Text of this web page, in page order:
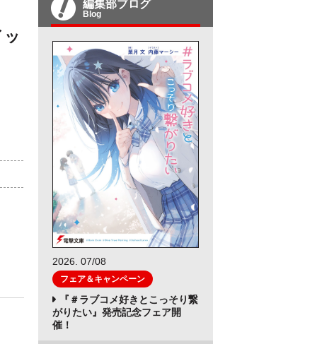
編集部ブログ
Blog
2026. 07/08
フェア＆キャンペーン
『＃ラブコメ好きとこっそり繋
がりたい』発売記念フェア開
催！